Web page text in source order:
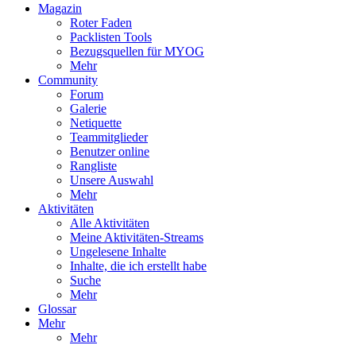
Magazin
Roter Faden
Packlisten Tools
Bezugsquellen für MYOG
Mehr
Community
Forum
Galerie
Netiquette
Teammitglieder
Benutzer online
Rangliste
Unsere Auswahl
Mehr
Aktivitäten
Alle Aktivitäten
Meine Aktivitäten-Streams
Ungelesene Inhalte
Inhalte, die ich erstellt habe
Suche
Mehr
Glossar
Mehr
Mehr